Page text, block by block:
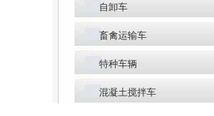
自卸车
畜禽运输车
特种车辆
混凝土搅拌车